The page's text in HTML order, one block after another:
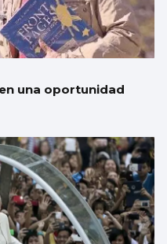
una oportunidad